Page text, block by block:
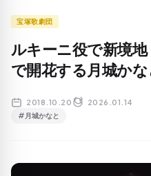
宝塚歌劇団
ルキーニ役で新境地
で開花する月城か
2018.10.20 2026.01.14
#月城かなと